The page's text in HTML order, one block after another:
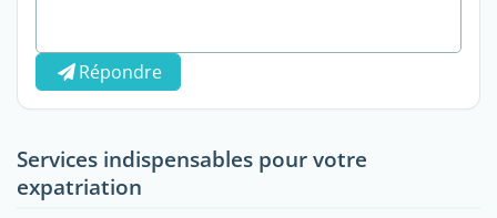
Répondre
Services indispensables pour votre
expatriation